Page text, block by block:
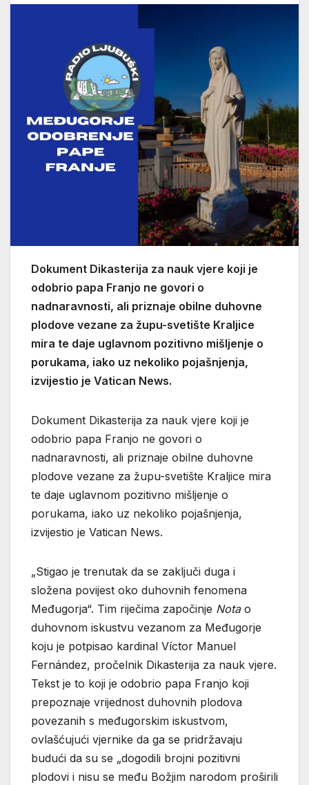
Dokument Dikasterija za nauk vjere koji je
odobrio papa Franjo ne govori o
nadnaravnosti, ali priznaje obilne duhovne
plodove vezane za župu-svetište Kraljice
mira te daje uglavnom pozitivno mišljenje o
porukama, iako uz nekoliko pojašnjenja,
izvijestio je Vatican News.
Dokument Dikasterija za nauk vjere koji je
odobrio papa Franjo ne govori o
nadnaravnosti, ali priznaje obilne duhovne
plodove vezane za župu-svetište Kraljice mira
te daje uglavnom pozitivno mišljenje o
porukama, iako uz nekoliko pojašnjenja,
izvijestio je Vatican News.
„Stigao je trenutak da se zaključi duga i
složena povijest oko duhovnih fenomena
Međugorja“. Tim riječima započinje Notao
duhovnom iskustvu vezanom za Međugorje
koju je potpisao kardinal Víctor Manuel
Fernández, pročelnik Dikasterija za nauk vjere.
Tekst je to koji je odobrio papa Franjo koji
prepoznaje vrijednost duhovnih plodova
povezanih s međugorskim iskustvom,
ovlašćujući vjernike da ga se pridržavaju
budući da su se „dogodili brojni pozitivni
plodovi i nisu se među Božjim narodom proširili